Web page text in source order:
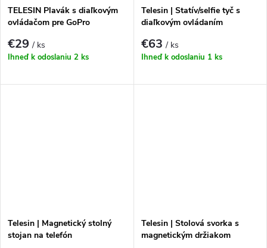
TELESIN Plavák s diaľkovým
ovládačom pre GoPro
€29/ ks
Ihneď k odoslaniu 2 ks
Telesin | Statív/selfie tyč s
diaľkovým ovládaním
€63/ ks
Ihneď k odoslaniu 1 ks
Telesin | Magnetický stolný
stojan na telefón
Telesin | Stolová svorka s
magnetickým držiakom